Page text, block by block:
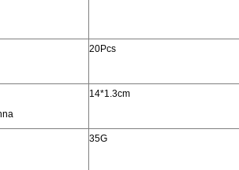
20Pcs
14*1.3cm
35G